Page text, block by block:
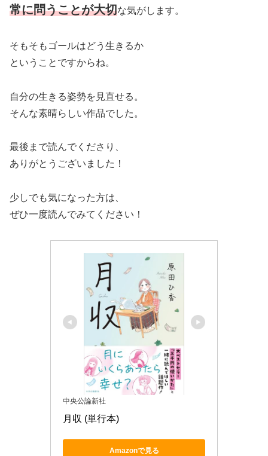
常に問うことが大切な気がします。
そもそもゴールはどう生きるか
ということですからね。
自分の生きる姿勢を見直せる。
そんな素晴らしい作品でした。
最後まで読んでくださり、
ありがとうございました！
少しでも気になった方は、
ぜひ一度読んでみてください！
中央公論新社
月収 (単行本)
Amazonで見る